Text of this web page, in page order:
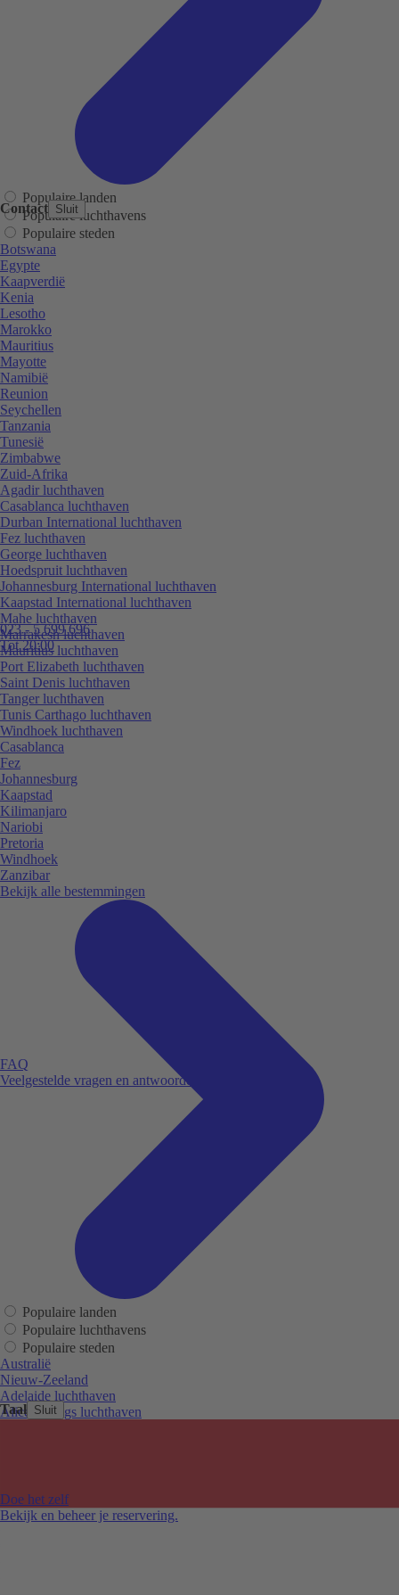
Taal Sluit
Contact Sluit
023 - 5 699 696
Tot 20:00
FAQ
Veelgestelde vragen en antwoorden.
Doe het zelf
Bekijk en beheer je reservering.
Populaire landen
Populaire luchthavens
Populaire steden
Botswana
Egypte
Kaapverdië
Kenia
Lesotho
Marokko
Mauritius
Mayotte
Namibië
Reunion
Seychellen
Tanzania
Tunesië
Zimbabwe
Zuid-Afrika
Agadir luchthaven
Casablanca luchthaven
Durban International luchthaven
Fez luchthaven
George luchthaven
Hoedspruit luchthaven
Johannesburg International luchthaven
Kaapstad International luchthaven
Mahe luchthaven
Marrakesh luchthaven
Mauritius luchthaven
Port Elizabeth luchthaven
Saint Denis luchthaven
Tanger luchthaven
Tunis Carthago luchthaven
Windhoek luchthaven
Casablanca
Fez
Johannesburg
Kaapstad
Kilimanjaro
Nariobi
Pretoria
Windhoek
Zanzibar
Bekijk alle bestemmingen
Populaire landen
Populaire luchthavens
Populaire steden
Australië
Nieuw-Zeeland
Adelaide luchthaven
Alice Springs luchthaven
Melbourne Tullamarine luchthaven
Perth luchthaven
Sydney luchthaven